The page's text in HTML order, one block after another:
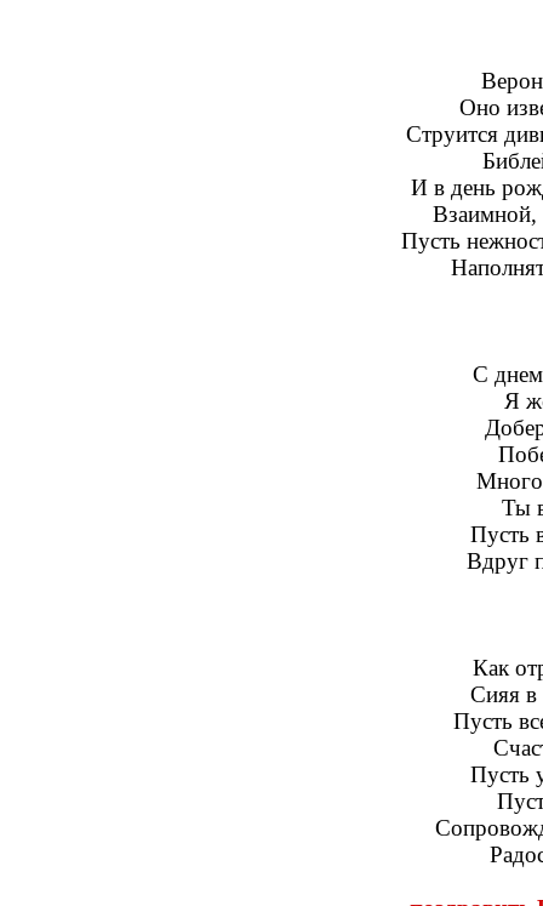
Оно
Струится
И в день
Взаимной,
Пусть
С
Я
Много
Ты
Пусть
Вдруг
Как
Сияя в
Пусть
Пусть